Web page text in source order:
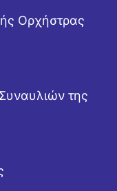
Ορχήστρας
της